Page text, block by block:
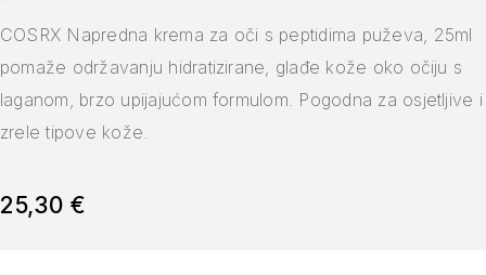
COSRX Napredna krema za oči s peptidima puževa, 25ml
pomaže održavanju hidratizirane, glađe kože oko očiju s
laganom, brzo upijajućom formulom. Pogodna za osjetljive i
zrele tipove kože.
25,30 €